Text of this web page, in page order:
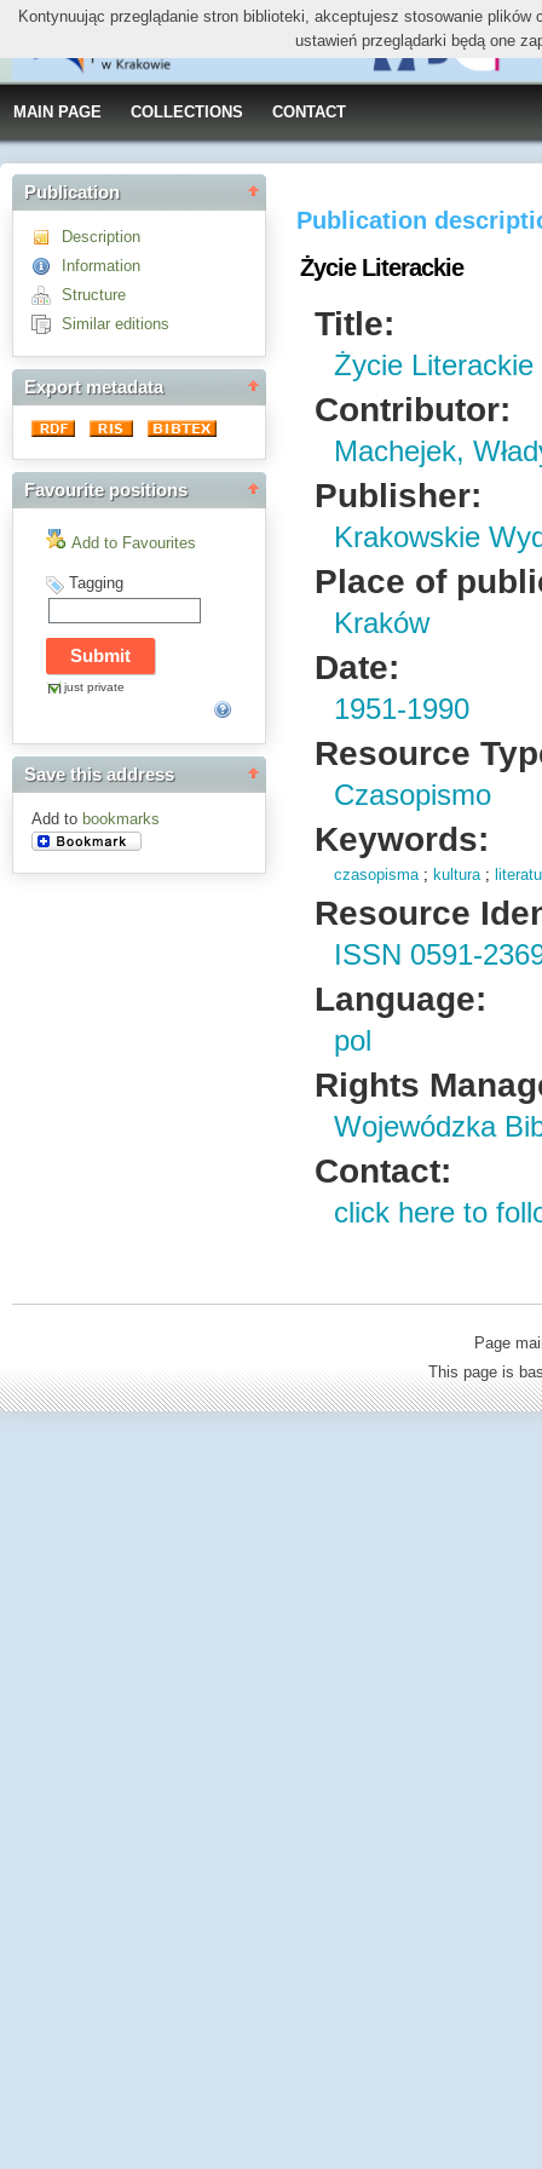
MAIN PAGE COLLECTIONS CONTACT
Publication
Description
Information
Structure
Similar editions
Export metadata
Favourite positions
Add to Favourites
Tagging
just private
Save this address
Add to bookmarks
Publication
Życie Literackie
Title:
Życie Literackie
Contributor:
Machejek,
Publisher:
Krakowskie
Place of
Kraków
Date:
1951-1990
Resource
Czasopismo
Keywords:
czasopisma; kultura;
Resource
ISSN 0591-
Language:
pol
Rights
Wojewódzka
Contact:
click here to
Page
This page is
Kontynuując przeglądanie stron biblioteki, akceptujesz stosowanie
ustawień przeglądarki będą one